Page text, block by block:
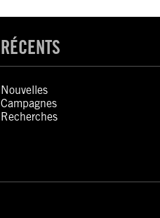
RÉCENTS
Nouvelles
Campagnes
Recherches